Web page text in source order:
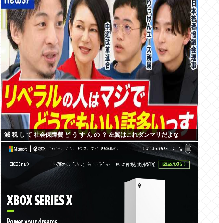
減 税 し て 社会保障費 ど う す ん の ？ 左翼はこれダンマリだよな